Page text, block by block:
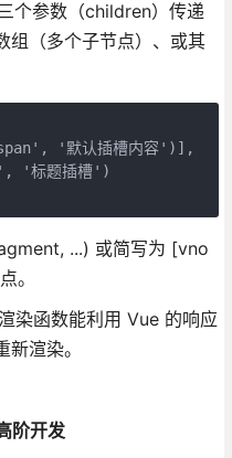
个参数（children）传递
组（多个子节点）、或其
'默认插槽内容')],
'标题插槽')
...) 或简写为 [vno
。
染函数能利用 Vue 的响应
渲染。
阶开发